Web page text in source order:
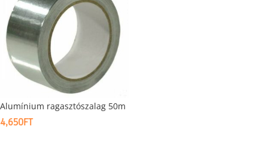
Alumínium ragasztószalag 50m
4,650FT